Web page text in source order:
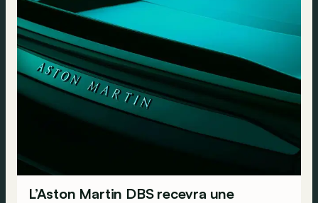
L’Aston Martin DBS recevra une